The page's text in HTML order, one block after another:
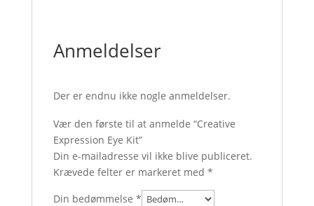
Anmeldelser
Der er endnu ikke nogle anmeldelser.
Vær den første til at anmelde “Creative
Expression Eye Kit”
Din e-mailadresse vil ikke blive publiceret.
Krævede felter er markeret med *
Din bedømmelse *